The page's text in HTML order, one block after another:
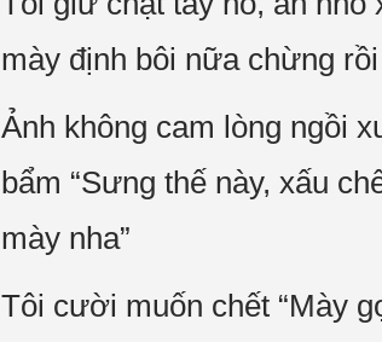
mày định bôi nữa chừng
Ảnh không cam lòng ngồi
bẩm “Sưng thế này, xấu
mày nha”
Tôi cười muốn chết “Mày